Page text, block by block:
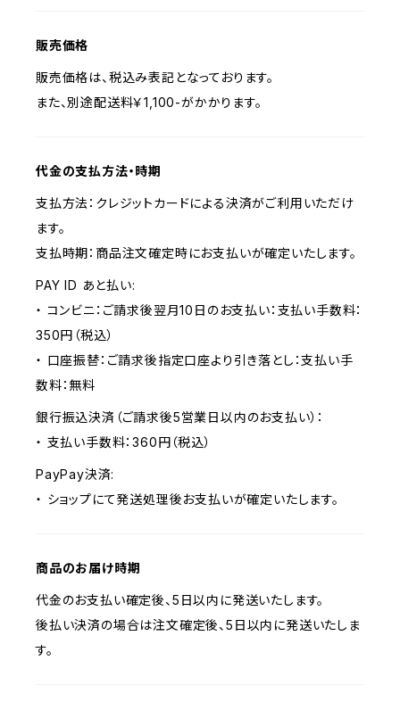
販売価格
販売価格は、税込み表記となっております。
また、別途配送料￥1,100-がかかります。
代金の支払方法・時期
支払方法：クレジットカードによる決済がご利用いただけ
ます。
支払時期：商品注文確定時にお支払いが確定いたします。
PAY ID あと払い:
・ コンビニ：ご請求後翌月10日のお支払い：支払い手数料：
350円（税込）
・ 口座振替：ご請求後指定口座より引き落とし：支払い手
数料：無料
銀行振込決済（ご請求後5営業日以内のお支払い）：
・ 支払い手数料：360円（税込）
PayPay決済:
・ ショップにて発送処理後お支払いが確定いたします。
商品のお届け時期
代金のお支払い確定後、5日以内に発送いたします。
後払い決済の場合は注文確定後、5日以内に発送いたしま
す。